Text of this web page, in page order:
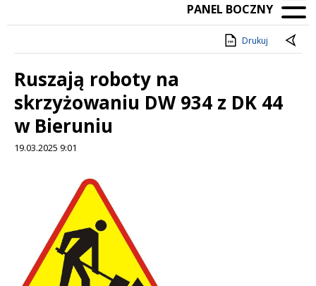
PANEL BOCZNY
Drukuj
Ruszają roboty na
skrzyżowaniu DW 934 z DK 44
w Bieruniu
19.03.2025 9:01